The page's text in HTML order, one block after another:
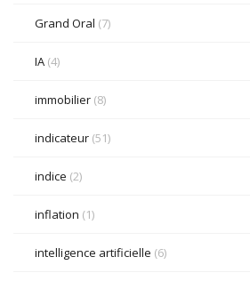
Grand Oral (7)
IA (4)
immobilier (8)
indicateur (51)
indice (2)
inflation (1)
intelligence artificielle (6)